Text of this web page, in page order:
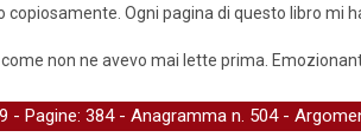
Ogni pagina di questo libro mi
come non ne avevo mai lette prima.
- Pagine: 384 - Anagramma n. 504 -